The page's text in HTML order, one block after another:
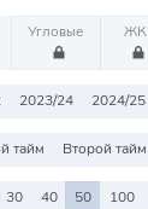
Угловые ЖК
2023/24 2024/25
тайм Второй тайм
30 40 50 100